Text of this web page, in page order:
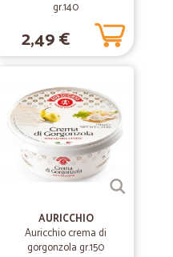
gr.140
2,49 €
AURICCHIO
Auricchio crema di
gorgonzola gr.150